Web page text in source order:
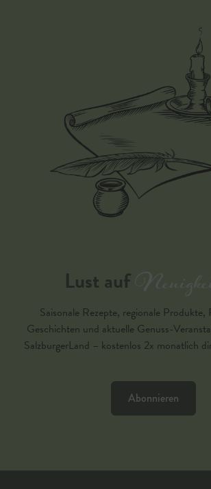
Lust auf
Saisonale Rezepte, regionale
Geschichten und aktuelle Genuss-
SalzburgerLand – kostenlos 2x monatlich
Abonnieren